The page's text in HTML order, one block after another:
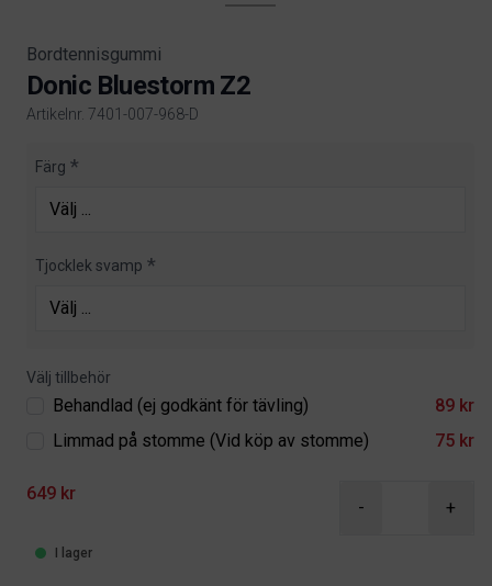
Bordtennisgummi
Donic Bluestorm Z2
Artikelnr. 7401-007-968-D
Product information
Färg
Tjocklek svamp
Välj tillbehör
Behandlad (ej godkänt för tävling)
89 kr
Limmad på stomme (Vid köp av stomme)
75 kr
649 kr
- +
I lager